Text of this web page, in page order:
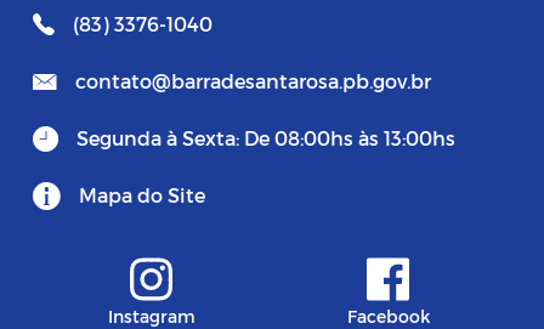
(83) 3376-1040
contato@barradesantarosa.pb.gov.br
Segunda à Sexta: De 08:00hs às 13:00hs
Mapa do Site
Instagram Facebook